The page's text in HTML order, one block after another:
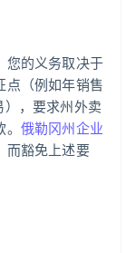
您的义务取决于
点（例如年销售
，要求州外卖
俄勒冈州企业
而豁免上述要